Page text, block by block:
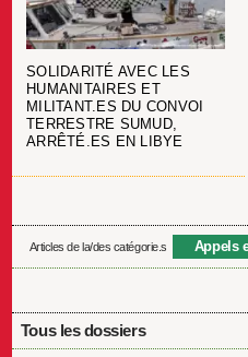
SOLIDARITÉ AVEC LES
HUMANITAIRES ET
MILITANT.ES DU CONVOI
TERRESTRE SUMUD,
ARRÊTÉ.ES EN LIBYE
Articles de la/des catégorie.s Appels
Tous les dossiers